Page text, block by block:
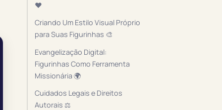
❤️
Criando Um Estilo Visual Próprio
para Suas Figurinhas 🎨
Evangelização Digital:
Figurinhas Como Ferramenta
Missionária 🌍
Cuidados Legais e Direitos
Autorais ⚖️